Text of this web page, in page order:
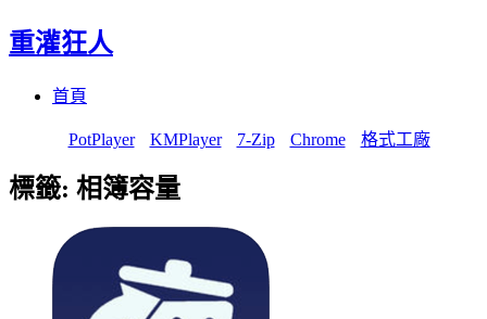
重灌狂人
首頁
PotPlayer KMPlayer 7-Zip Chrome 格式工廠
標籤: 相簿容量